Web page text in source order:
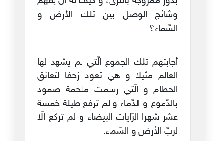
وشائج الوصل بين تلك الأرض و
السّماء؟
أجابتهم تلك الجموع الّتي لم يشهد لها
العالم مثيلا و هي تعود زحفا لتعانق
الحطام و الّتي رسمت ملحمة صمود
بالدّموع و الدّماء و لم ترفع طيلة خمسة
عشر شهرا الرّايات البيضاء و لم تركع الّا
لربّ الأرض و السّماء.